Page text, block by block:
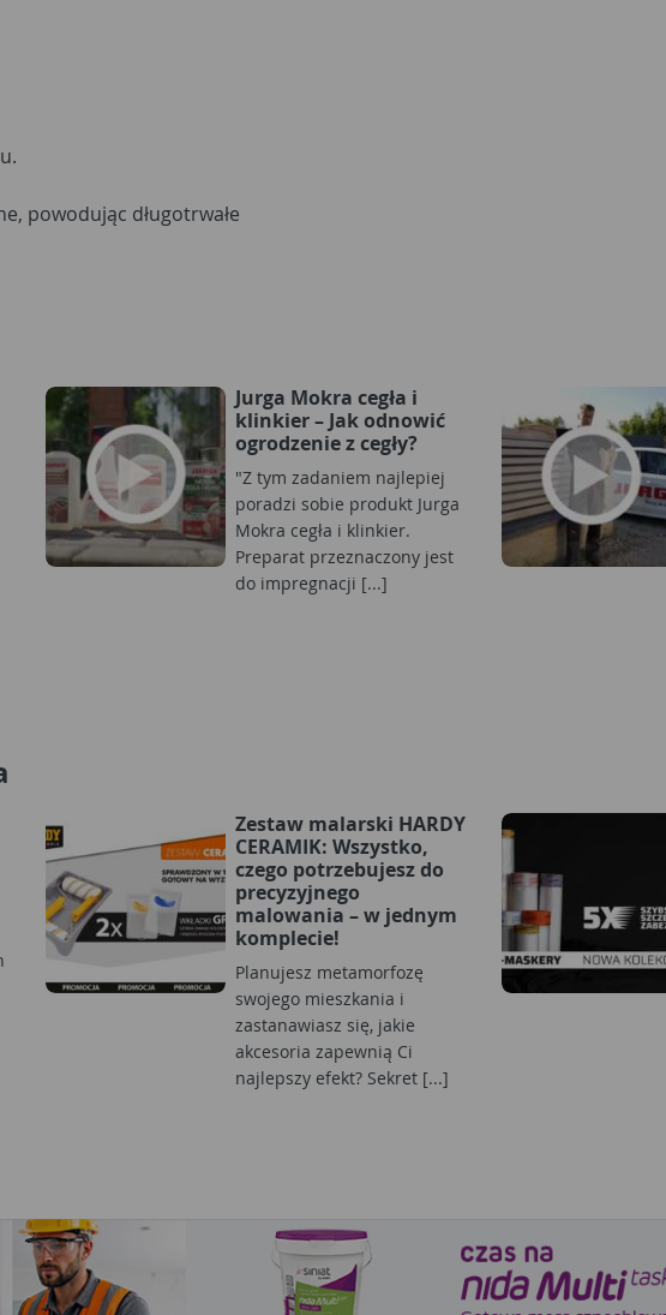
powodując długotrwałe
Jurga Mokra cegła i
klinkier – Jak odnowić
ogrodzenie z cegły?
"Z tym zadaniem najlepiej
poradzi sobie produkt Jurga
Mokra cegła i klinkier.
Preparat przeznaczony jest
do impregnacji [...]
Zestaw malarski HARDY
CERAMIK: Wszystko,
czego potrzebujesz do
precyzyjnego
malowania – w jednym
komplecie!
Planujesz metamorfozę
swojego mieszkania i
zastanawiasz się, jakie
akcesoria zapewnią Ci
najlepszy efekt? Sekret [...]